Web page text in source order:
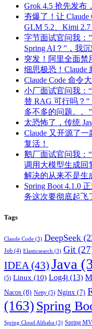
Grok 4.5 抢先发布
夯爆了！让 Claude
GLM 5.2、Kimi
字节面试官问我：
Spring AI？”，我
突发！阿里全面禁
细思极恐！Claude
Claude Code 命令
小厂面试官问我：
替 RAG 可行吗？
多不多的问题。。”
太恐怖了，传统
Claude 又开源了一
复活！
鹅厂面试官问我：
调用大模型生成回
解决的从来不是生
Spring Boot 4.1.0
务这次要彻底起飞
Tags
Claude Code (3) DeepSeek
Job (4) Elasticsearch (3) Git
IDEA(43) Java
(5) Linux (10) Log4j (13)
Nacos (8) Netty (5) Nginx (7)
(163) Spring
Spring Cloud Alibaba (3) Spring